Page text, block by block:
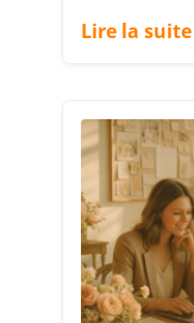
Lire la suite